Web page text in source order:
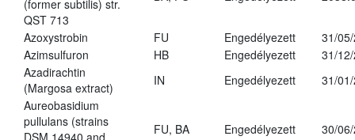
(former subtilis) str.
QST 713
Azoxystrobin FU Engedélyezett
31/
Azimsulfuron
HB Engedélyezett
31/
Azadirachtin
(Margosa extract)
IN Engedélyezett
31/
Aureobasidium
pullulans (strains
FU, BA Engedélyezett 30/